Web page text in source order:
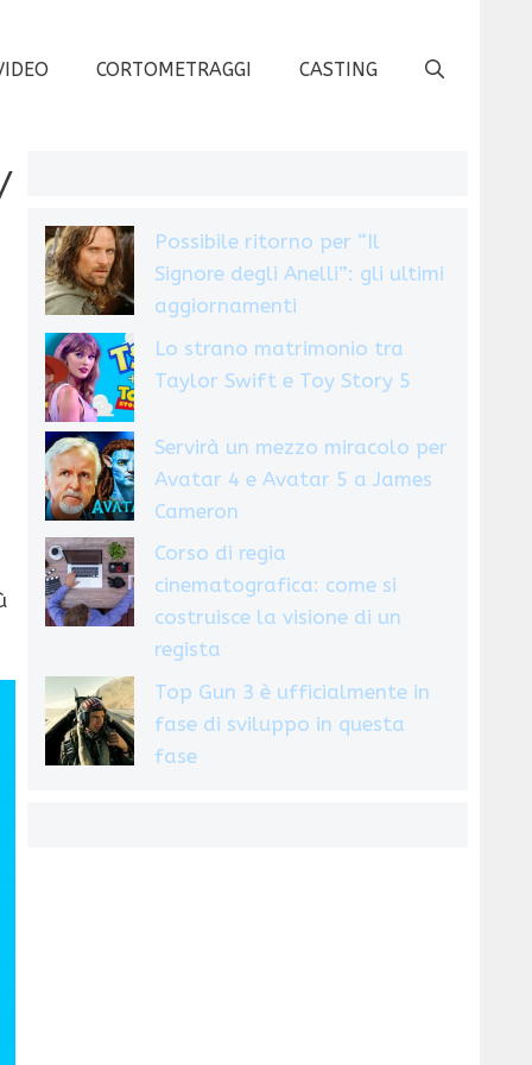
CORTOMETRAGGI CASTING
Possibile ritorno per “Il
Signore degli Anelli”: gli ultimi
aggiornamenti
Lo strano matrimonio tra
Taylor Swift e Toy Story 5
Servirà un mezzo miracolo per
Avatar 4 e Avatar 5 a James
Cameron
Corso di regia
cinematografica: come si
costruisce la visione di un
regista
Top Gun 3 è ufficialmente in
fase di sviluppo in questa
fase